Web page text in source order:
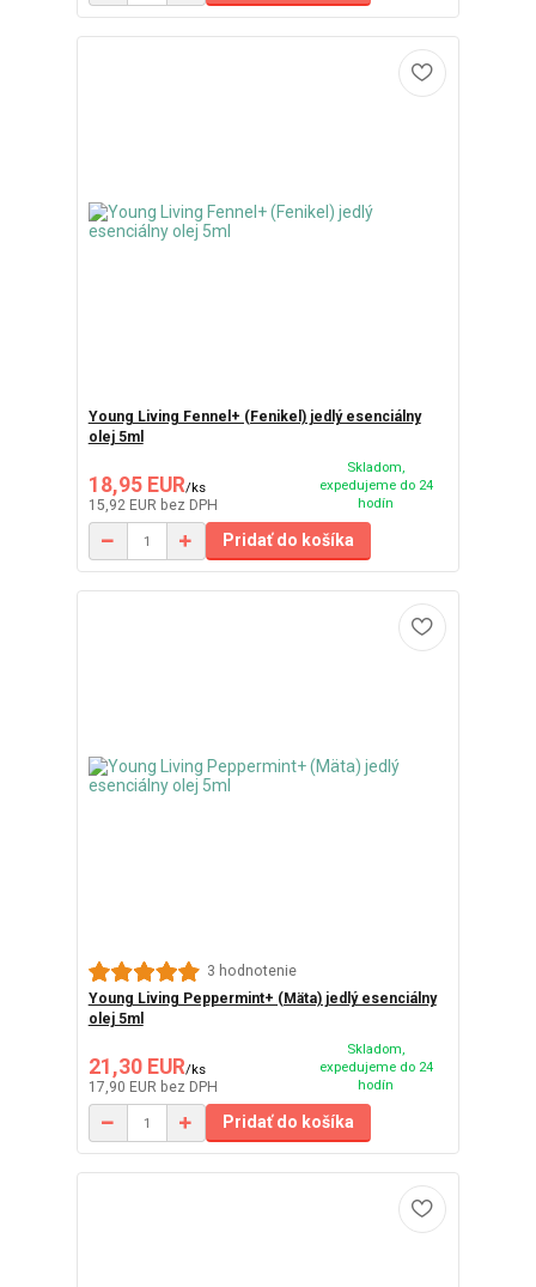
Young Living Fennel+ (Fenikel) jedlý esenciálny
olej 5ml
18,95 EUR/ks
15,92 EUR bez DPH
Skladom,
expedujeme do 24
hodín
Pridať do košíka
3 hodnotenie
Young Living Peppermint+ (Mäta) jedlý esenciálny
olej 5ml
21,30 EUR/ks
17,90 EUR bez DPH
Skladom,
expedujeme do 24
hodín
Pridať do košíka